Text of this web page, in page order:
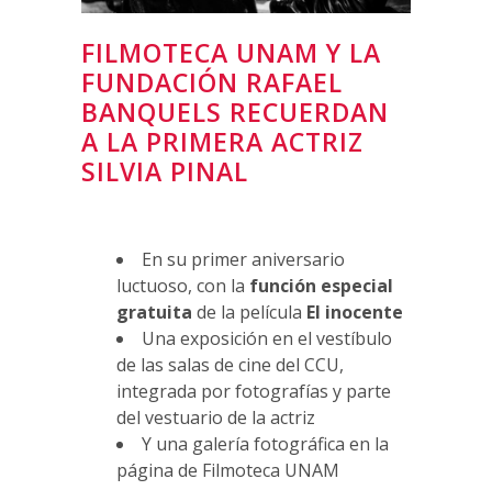
FILMOTECA UNAM Y LA
FUNDACIÓN RAFAEL
BANQUELS RECUERDAN
A LA PRIMERA ACTRIZ
SILVIA PINAL
En su primer aniversario
luctuoso, con la función especial
gratuita de la película El inocente
Una exposición en el vestíbulo
de las salas de cine del CCU,
integrada por fotografías y parte
del vestuario de la actriz
Y una galería fotográfica en la
página de Filmoteca UNAM